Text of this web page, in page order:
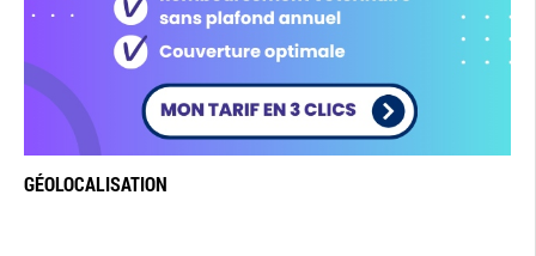
GÉOLOCALISATION